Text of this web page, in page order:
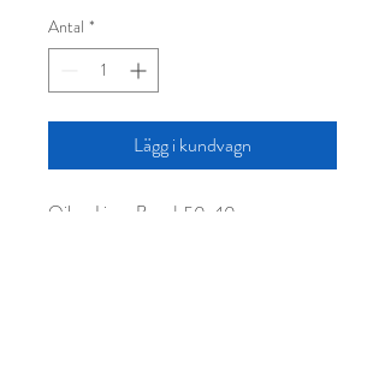
Antal *
Lägg i kundvagn
Oil on Linen Board, 50x40cm